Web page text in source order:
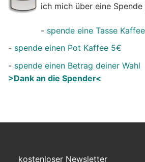
ich mich über eine Spende
- spende eine Tasse
- spende einen Pot Kaffee 5€
- spende einen Betrag deiner Wahl
>Dank an die Spender<
kostenloser Newsletter